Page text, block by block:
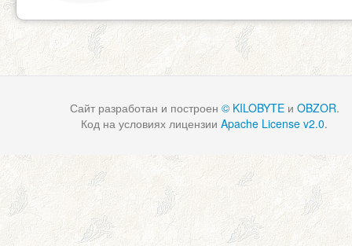
Сайт разработан и построен © KILOBYTEи OBZOR.
Код на условиях лицензии Apache License v2.0.